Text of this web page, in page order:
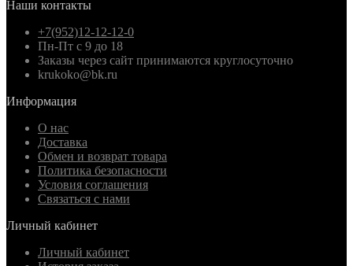
Наши контакты
+7(952)12-12-12-0
Пн-Пт с 9 до 18
Заказы через сайт принимаются круглосуточно
krukoko@bk.ru
Информация
О нас
Доставка
Обмен и возврат товара
Политика безопасности
Условия соглашения
Связаться с нами
Личный кабинет
Личный кабинет